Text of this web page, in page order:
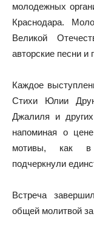
молодежных
Краснодара.
Великой
авторские песни и
Каждое
Стихи Юлии
Джалиля и
напоминая о
мотивы, как в
подчеркнули
Встреча
общей молитвой